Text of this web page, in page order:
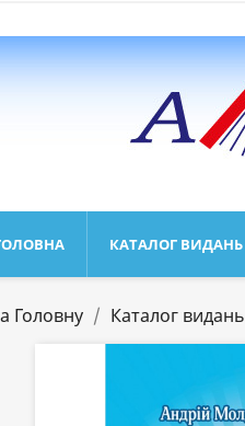
КАТАЛОГ ВИДАНЬ
Головну Каталог видань